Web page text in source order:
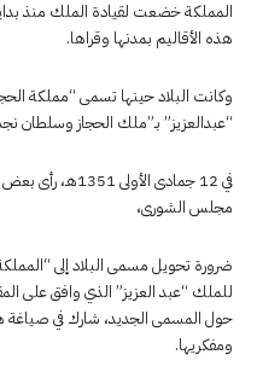
هذه الأقاليم بمدنها وقراها.
وكانت البلاد حينها تسمى “مملكة
“عبدالعزيز” بـ”ملك الحجاز وسلطان
في 12 جمادى
مجلس الشورى،
ضرورة تحويل مسمى البلاد إلى
للملك “عبد العزيز” الذي وافق على
حول المسمى الجديد، شارك في صياغة
ومفكريها.